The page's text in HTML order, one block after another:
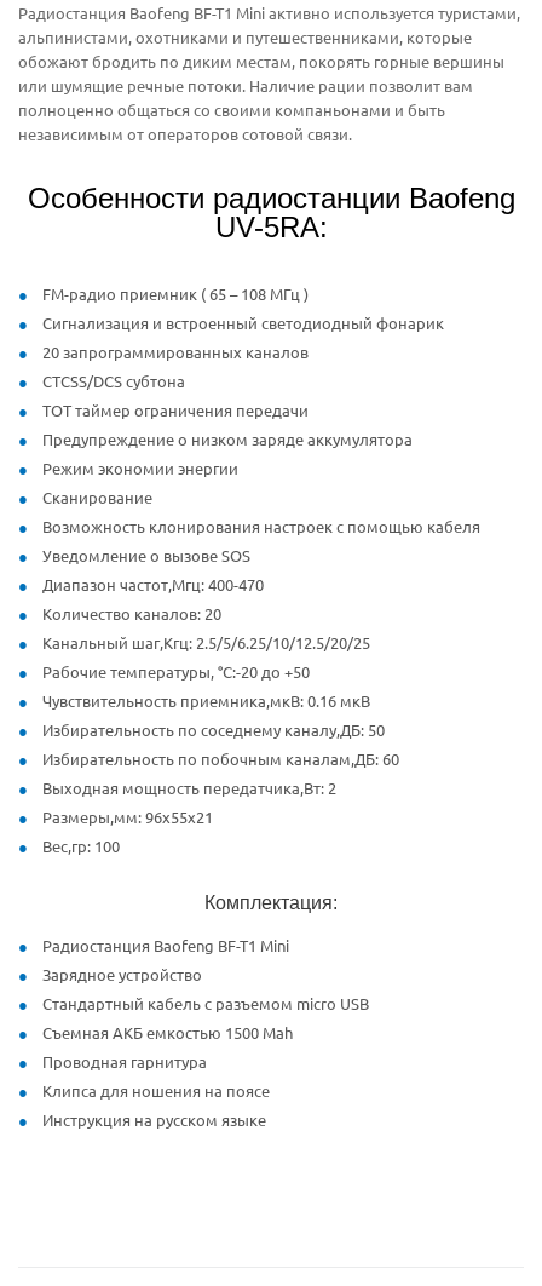
Радиостанция Baofeng BF-T1 Mini активно используется туристами,
альпинистами, охотниками и путешественниками, которые
обожают бродить по диким местам, покорять горные вершины
или шумящие речные потоки. Наличие рации позволит вам
полноценно общаться со своими компаньонами и быть
независимым от операторов сотовой связи.
Особенности радиостанции Baofeng
UV-5RA:
FM-радио приемник ( 65 – 108 МГц )
Сигнализация и встроенный светодиодный фонарик
20 запрограммированных каналов
CTCSS/DCS субтона
TOT таймер ограничения передачи
Предупреждение о низком заряде аккумулятора
Режим экономии энергии
Сканирование
Возможность клонирования настроек с помощью кабеля
Уведомление о вызове SOS
Диапазон частот,Мгц: 400-470
Количество каналов: 20
Канальный шаг,Кгц: 2.5/5/6.25/10/12.5/20/25
Рабочие температуры, °C:-20 до +50
Чувствительность приемника,мкВ: 0.16 мкВ
Избирательность по соседнему каналу,ДБ: 50
Избирательность по побочным каналам,ДБ: 60
Выходная мощность передатчика,Вт: 2
Размеры,мм: 96х55х21
Вес,гр: 100
Комплектация:
Радиостанция Baofeng BF-T1 Mini
Зарядное устройство
Стандартный кабель с разъемом micro USB
Съемная АКБ емкостью 1500 Mah
Проводная гарнитура
Клипса для ношения на поясе
Инструкция на русском языке